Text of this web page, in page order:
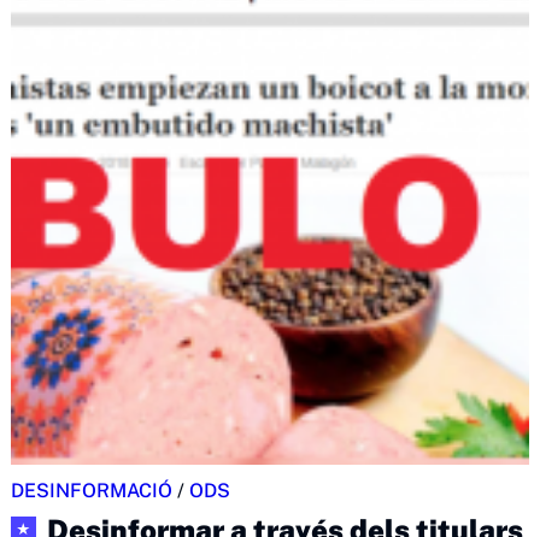
DESINFORMACIÓ / ODS
★ Desinformar a través dels titulars